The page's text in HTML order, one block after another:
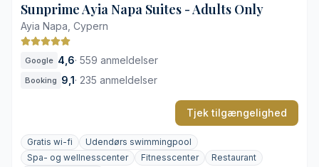
Sunprime Ayia Napa Suites - Adults Only
Ayia Napa, Cypern
Google 4,6· 559 anmeldelser
Booking 9,1· 235 anmeldelser
Tjek tilgængelighed
Gratis wi-fi
Udendørs swimmingpool
Spa- og wellnesscenter
Fitnesscenter
Restaurant